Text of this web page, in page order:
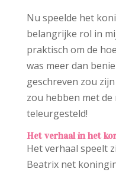
Nu speelde het
belangrijke rol in
praktisch om de
was meer dan
geschreven zou
zou hebben met
teleurgesteld!
Het verhaal in het
Het verhaal speelt
Beatrix net